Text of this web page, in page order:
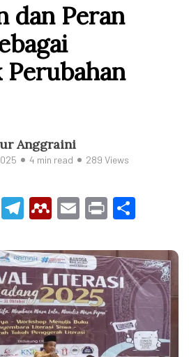
dan Peran
Perubahan
Anggraini
4 min read 289 Views
Threads
Telegram
Mendeley
Email
Print